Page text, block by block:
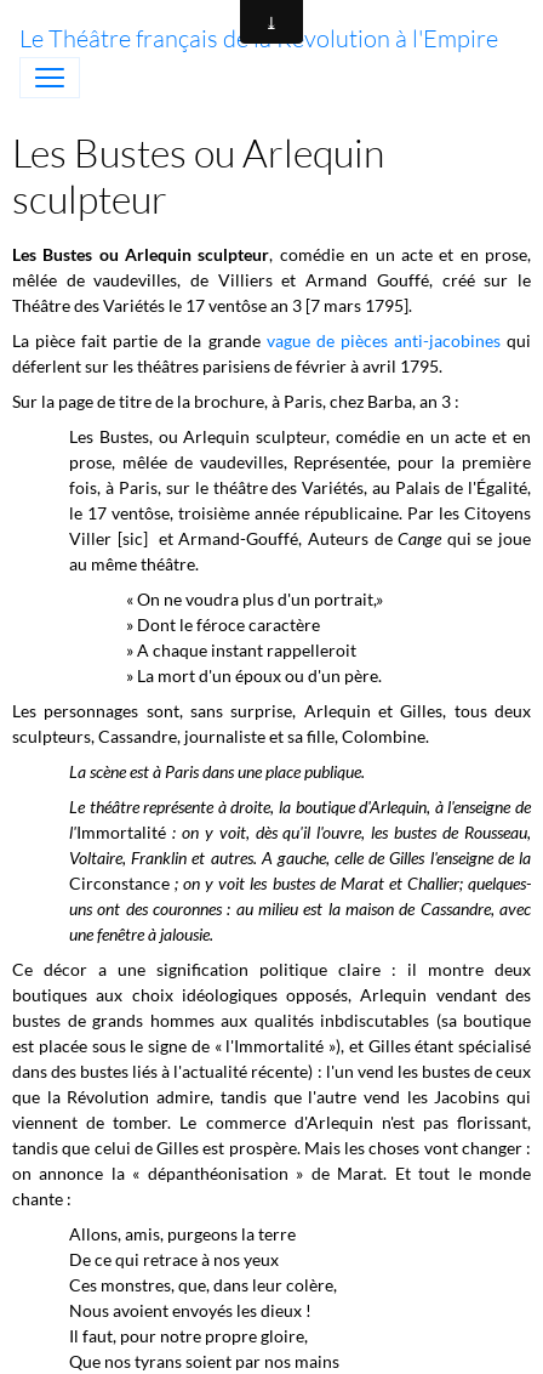
Le Théâtre français de la Révolution à l'Empire
Les Bustes ou Arlequin
sculpteur
Les Bustes ou Arlequin sculpteur, comédie en un acte et en prose,
mêlée de vaudevilles, de Villiers et Armand Gouffé, créé sur le
Théâtre des Variétés le 17 ventôse an 3 [7 mars 1795].
La pièce fait partie de la grande vague de pièces anti-jacobinesqui
déferlent sur les théâtres parisiens de février à avril 1795.
Sur la page de titre de la brochure, à Paris, chez Barba, an 3 :
Les Bustes, ou Arlequin sculpteur, comédie en un acte et en
prose, mêlée de vaudevilles, Représentée, pour la première
fois, à Paris, sur le théâtre des Variétés, au Palais de l'Égalité,
le 17 ventôse, troisième année républicaine. Par les Citoyens
Viller [sic] et Armand-Gouffé, Auteurs deCange qui se joue
au même théâtre.
« On ne voudra plus d'un portrait,»
» Dont le féroce caractère
» A chaque instant rappelleroit
» La mort d'un époux ou d'un père.
Les personnages sont, sans surprise, Arlequin et Gilles, tous deux
sculpteurs, Cassandre, journaliste et sa fille, Colombine.
La scène est à Paris dans une place publique.
Le théâtre représente à droite, la boutique d'Arlequin, à l'enseigne de
l'Immortalité : on y voit, dès qu'il l'ouvre, les bustes de Rousseau,
Voltaire, Franklin et autres. A gauche, celle de Gilles l'enseigne de la
Circonstance; on y voit les bustes de Marat et Challier; quelques-
uns ont des couronnes : au milieu est la maison de Cassandre, avec
une fenêtre à jalousie.
Ce décor a une signification politique claire : il montre deux
boutiques aux choix idéologiques opposés, Arlequin vendant des
bustes de grands hommes aux qualités inbdiscutables (sa boutique
est placée sous le signe de « l'Immortalité »), et Gilles étant spécialisé
dans des bustes liés à l'actualité récente) : l'un vend les bustes de ceux
que la Révolution admire, tandis que l'autre vend les Jacobins qui
viennent de tomber. Le commerce d'Arlequin n'est pas florissant,
tandis que celui de Gilles est prospère. Mais les choses vont changer :
on annonce la « dépanthéonisation » de Marat. Et tout le monde
chante :
Allons, amis, purgeons la terre
De ce qui retrace à nos yeux
Ces monstres, que, dans leur colère,
Nous avoient envoyés les dieux !
Il faut, pour notre propre gloire,
Que nos tyrans soient par nos mains